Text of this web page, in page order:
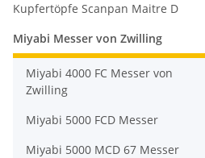
Kupfertöpfe Scanpan Maitre D
Miyabi Messer von Zwilling
Miyabi 4000 FC Messer von
Zwilling
Miyabi 5000 FCD Messer
Miyabi 5000 MCD 67 Messer